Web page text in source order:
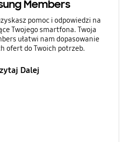
Members
pomoc i odpowiedzi na
Twojego smartfona. Twoja
ułatwi nam dopasowanie
ofert do Twoich potrzeb.
Dalej